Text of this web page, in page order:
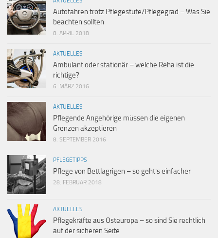
Autofahren trotz Pflegestufe/Pflegegrad – Was Sie
beachten sollten
8. APRIL 2018
AKTUELLES
Ambulant oder stationär – welche Reha ist die
richtige?
6. MÄRZ 2016
AKTUELLES
Pflegende Angehörige müssen die eigenen
Grenzen akzeptieren
8. SEPTEMBER 2016
PFLEGETIPPS
Pflege von Bettlägrigen – so geht’s einfacher
28. FEBRUAR 2018
AKTUELLES
Pflegekräfte aus Osteuropa – so sind Sie rechtlich
auf der sicheren Seite